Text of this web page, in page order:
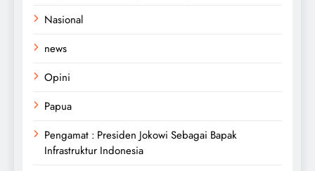
Nasional
news
Opini
Papua
Pengamat : Presiden Jokowi Sebagai Bapak
Infrastruktur Indonesia